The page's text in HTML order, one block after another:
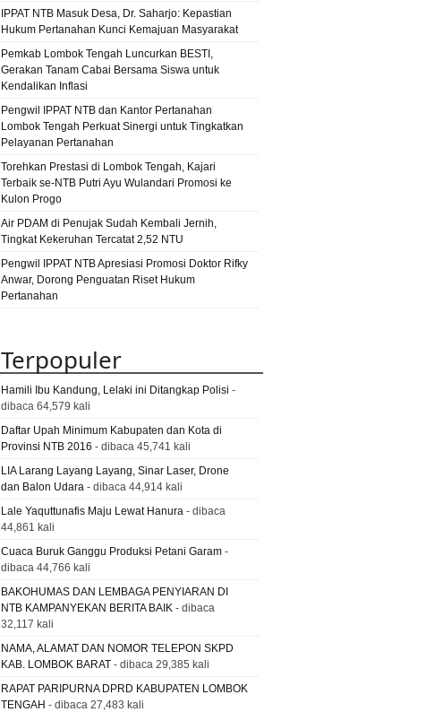
Bayan
narkoba narkotika ntb
perusakan Pilkada Lombok
Utara pkl pns
satnarkoba satpol PP lotim
satresnarkoba selong
Suela tambora TKI UN unbk
IPPAT NTB Masuk Desa, Dr. Saharjo: Kepastian
Hukum Pertanahan Kunci Kemajuan Masyarakat
Pemkab Lombok Tengah Luncurkan BESTI,
Gerakan Tanam Cabai Bersama Siswa untuk
Kendalikan Inflasi
Pengwil IPPAT NTB dan Kantor Pertanahan
Lombok Tengah Perkuat Sinergi untuk Tingkatkan
Pelayanan Pertanahan
Torehkan Prestasi di Lombok Tengah, Kajari
Terbaik se-NTB Putri Ayu Wulandari Promosi ke
Kulon Progo
Air PDAM di Penujak Sudah Kembali Jernih,
Tingkat Kekeruhan Tercatat 2,52 NTU
Pengwil IPPAT NTB Apresiasi Promosi Doktor Rifky
Anwar, Dorong Penguatan Riset Hukum
Pertanahan
Terpopuler
Hamili Ibu Kandung, Lelaki ini Ditangkap Polisi -
dibaca 64,579 kali
Daftar Upah Minimum Kabupaten dan Kota di
Provinsi NTB 2016 - dibaca 45,741 kali
LIA Larang Layang Layang, Sinar Laser, Drone
dan Balon Udara - dibaca 44,914 kali
Lale Yaquttunafis Maju Lewat Hanura - dibaca
44,861 kali
Cuaca Buruk Ganggu Produksi Petani Garam -
dibaca 44,766 kali
BAKOHUMAS DAN LEMBAGA PENYIARAN DI
NTB KAMPANYEKAN BERITA BAIK - dibaca
32,117 kali
NAMA, ALAMAT DAN NOMOR TELEPON SKPD
KAB. LOMBOK BARAT - dibaca 29,385 kali
RAPAT PARIPURNA DPRD KABUPATEN LOMBOK
TENGAH - dibaca 27,483 kali